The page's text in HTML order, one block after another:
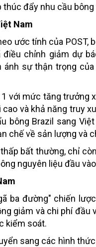
thúc đẩy nhu cầu bông
Nam
ước tính của
chỉnh giảm dự
sự thận trọng
với mức tăng trưởng
và khả năng truy
bông Brazil sang
chế về sản lượng và
bất thường, chỉ
nguyên liệu đầu
ba đường" chiến
giảm và chi phí đầu
kiểm soát.
sang các hình